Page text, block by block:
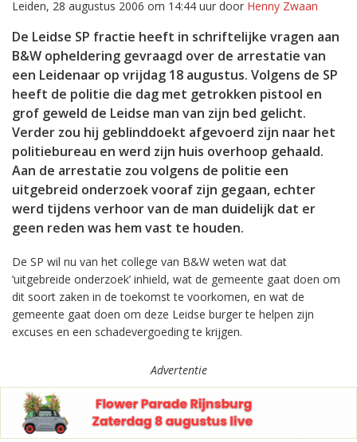
Inklappen
Leiden, 28 augustus 2006 om 14:44 uur door Henny Zwaan
De Leidse SP fractie heeft in schriftelijke vragen aan
B&W opheldering gevraagd over de arrestatie van
een Leidenaar op vrijdag 18 augustus. Volgens de SP
heeft de politie die dag met getrokken pistool en
grof geweld de Leidse man van zijn bed gelicht.
Verder zou hij geblinddoekt afgevoerd zijn naar het
politiebureau en werd zijn huis overhoop gehaald.
Aan de arrestatie zou volgens de politie een
uitgebreid onderzoek vooraf zijn gegaan, echter
werd tijdens verhoor van de man duidelijk dat er
geen reden was hem vast te houden.
De SP wil nu van het college van B&W weten wat dat
‘uitgebreide onderzoek’ inhield, wat de gemeente gaat doen om
dit soort zaken in de toekomst te voorkomen, en wat de
gemeente gaat doen om deze Leidse burger te helpen zijn
excuses en een schadevergoeding te krijgen.
Advertentie